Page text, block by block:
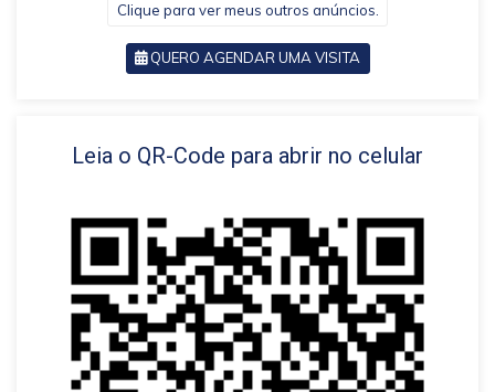
Clique para ver meus outros anúncios.
QUERO AGENDAR UMA VISITA
VOLTAR
Leia o QR-Code para abrir no celular